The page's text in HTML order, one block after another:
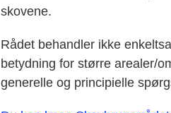
skovene.
Rådet behandler ikke
betydning for større arealer/
generelle og principielle